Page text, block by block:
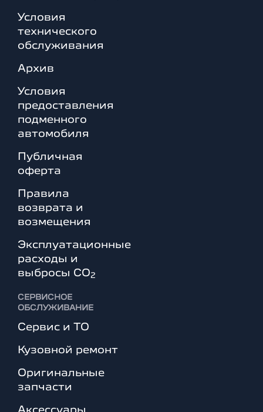
Условия
технического
обслуживания
Архив
Условия
предоставления
подменного
автомобиля
Публичная
оферта
Правила
возврата и
возмещения
Эксплуатационные
расходы и
выбросы СО2
СЕРВИСНОЕ
ОБСЛУЖИВАНИЕ
Сервис и ТО
Кузовной ремонт
Оригинальные
запчасти